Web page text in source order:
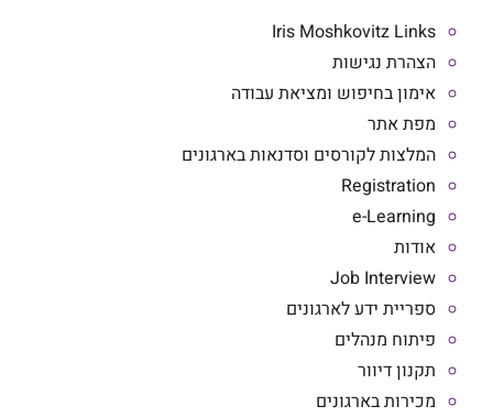
Iris Moshkovitz Links
הצהרת נגישות
אימון בחיפוש ומציאת עבודה
מפת אתר
המלצות לקורסים וסדנאות בארגונים
Registration
e-Learning
אודות
Job Interview
ספריית ידע לארגונים
פיתוח מנהלים
תקנון דיוור
מכירות בארגונים